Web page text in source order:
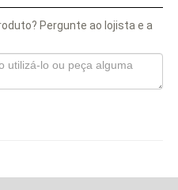
Pergunte ao lojista e a